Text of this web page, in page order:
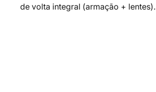
de volta integral (armação + lentes).